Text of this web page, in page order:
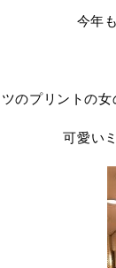
今年
のプリントの
可愛い